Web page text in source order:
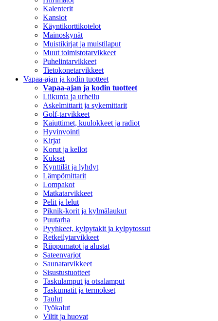
Kalenterit
Kansiot
Käyntikorttikotelot
Mainoskynät
Muistikirjat ja muistilaput
Muut toimistotarvikkeet
Puhelintarvikkeet
Tietokonetarvikkeet
Vapaa-ajan ja kodin tuotteet
Vapaa-ajan ja kodin tuotteet
Liikunta ja urheilu
Askelmittarit ja sykemittarit
Golf-tarvikkeet
Kaiuttimet, kuulokkeet ja radiot
Hyvinvointi
Kirjat
Korut ja kellot
Kuksat
Kynttilät ja lyhdyt
Lämpömittarit
Lompakot
Matkatarvikkeet
Pelit ja lelut
Piknik-korit ja kylmälaukut
Puutarha
Pyyhkeet, kylpytakit ja kylpytossut
Retkeilytarvikkeet
Riippumatot ja alustat
Sateenvarjot
Saunatarvikkeet
Sisustustuotteet
Taskulamput ja otsalamput
Taskumatit ja termokset
Taulut
Työkalut
Viltit ja huovat